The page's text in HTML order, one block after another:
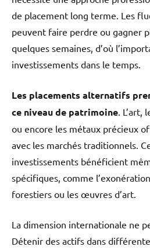
de placement long terme. Les
peuvent faire perdre ou gagner
quelques semaines, d’où
investissements dans le temps.
Les placements alternatifs
ce niveau de patrimoine .
ou encore les métaux précieux
avec les marchés traditionnels.
investissements bénéficient
spécifiques, comme
forestiers ou les œuvres d’art.
La dimension internationale ne
Détenir des actifs dans